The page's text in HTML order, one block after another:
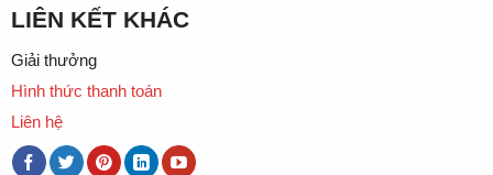
LIÊN KẾT KHÁC
Giải thưởng
Hình thức thanh toán
Liên hệ